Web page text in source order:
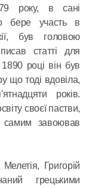
року, в сані
бере участь в
був головою
статті для
році він був
що тоді вдовіла,
років.
своєї пастви,
самим завоював
Григорій
грецькими